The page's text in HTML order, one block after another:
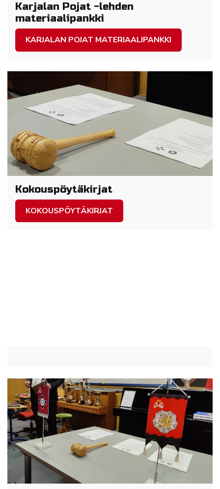
Karjalan Pojat -lehden
materiaalipankki
KARJALAN POJAT MATERIAALIPANKKI
Kokouspöytäkirjat
KOKOUSPÖYTÄKIRJAT